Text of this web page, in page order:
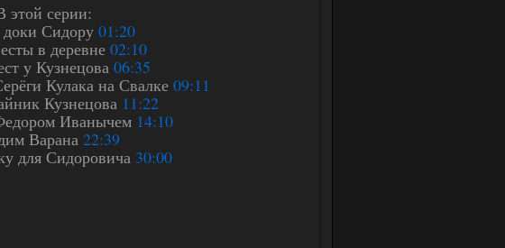
этой серии:
доки Сидору 01:20
в деревне 02:10
у Кузнецова 06:35
Кулака на Свалке 09:11
Кузнецова 11:22
Иванычем 14:10
Варана 22:39
для Сидоровича 30:00